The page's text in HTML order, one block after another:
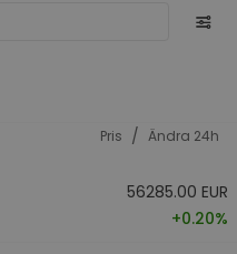
Pris / Ändra 24h
56285.00 EUR
+0.20%